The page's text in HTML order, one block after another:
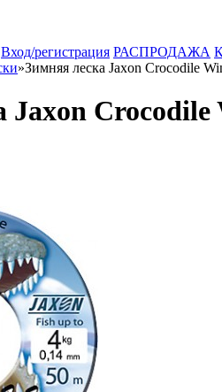
Вход/регистрация РАСПРОДАЖА
»Зимняя леска Jaxon Crocodile
Jaxon